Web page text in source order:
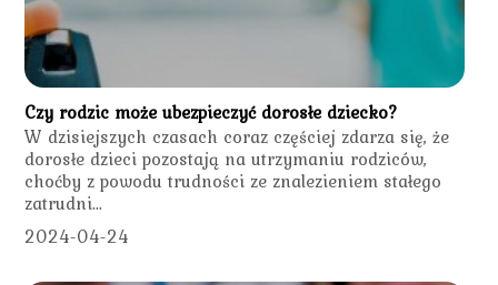
Czy rodzic może ubezpieczyć dorosłe dziecko?
W dzisiejszych czasach coraz częściej zdarza się, że
dorosłe dzieci pozostają na utrzymaniu rodziców,
choćby z powodu trudności ze znalezieniem stałego
zatrudni...
2024-04-24